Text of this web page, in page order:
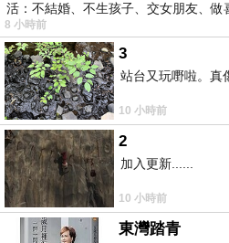
活：不結婚、不生孩子、交女朋友、做
湖⋯⋯，
8 小時前
3
站台又玩嘢啦。真
10 小時前
2
加入更新......
10 小時前
東灣踏青